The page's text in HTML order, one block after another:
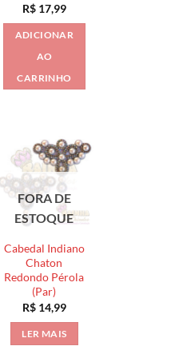
R$17,99
ADICIONAR
AO
CARRINHO
FORA DE
ESTOQUE
Cabedal Indiano
Chaton
Redondo Pérola
(Par)
R$14,99
LER MAIS